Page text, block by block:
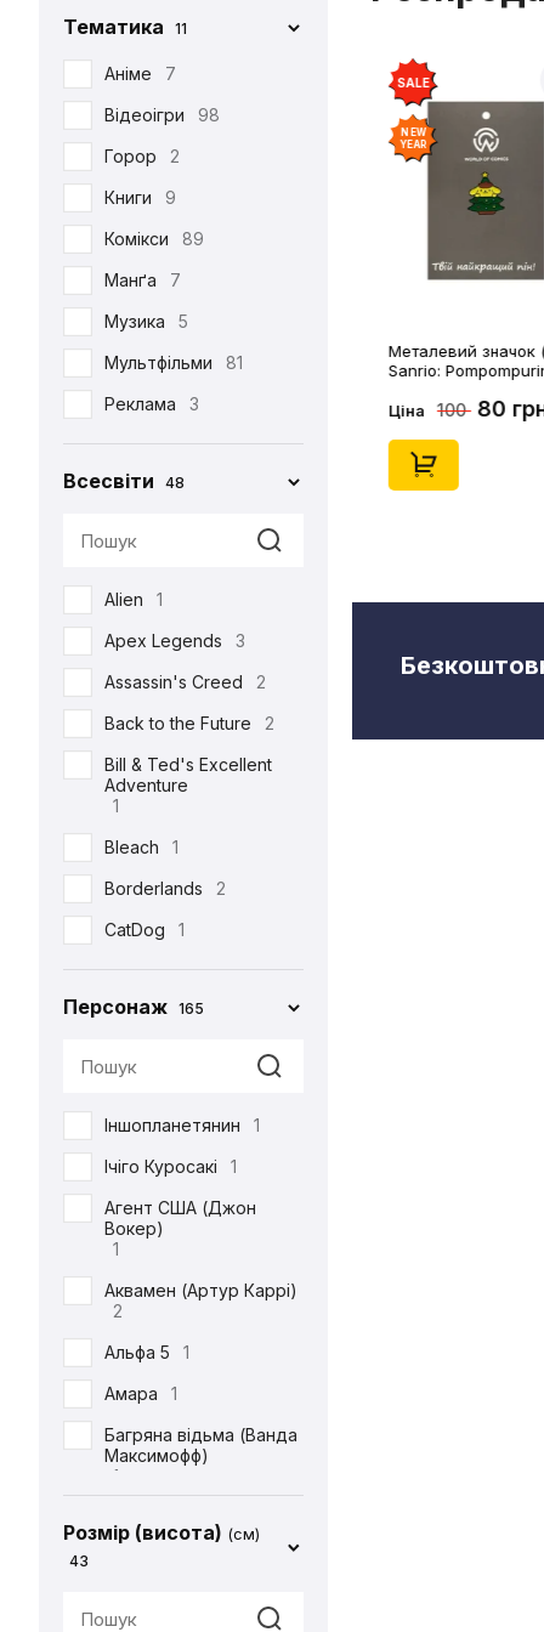
Iron Studios
Jason Freeny
Medicom Toy
Mezco
1
Mictoys
Mighty Jaxx
NECA
12
One Toys
Play Arts KAI
73
Pop Toys
1
Present Toys 1
S.H.Figuarts
Toys Era
Weta Workshop
Тематика 11
Аніме
7
Відеоігри
98
Горор
2
Книги
9
Комікси
89
Манґа
7
Музика
5
Мультфільми
81
Реклама
3
Серіали
39
Фільми
125
Всесвіти 48
Alien
1
Apex Legends
3
Assassin's Creed
2
Back to the Future
2
Bill & Ted's Excellent
Adventure
1
Bleach
1
Borderlands
2
CatDog
1
Charlie and the
1
5
Defenders of the Earth
Diablo
1
ET
1
Final Fantasy
Friday the 13th
Garfield
1
Gears Of War
God of War
2
Harry Potter
4
Персонаж 165
Іншопланетянин
1
Ічіго Куросакі
1
Агент США (Джон
Вокер)
1
Аквамен (Артур Каррі)
2
Альфа 5
1
Амара
1
Багряна відьма (Ванда
Максимофф)
1
Ґордон)
Розмір (висота) (см)
43
SALE
NEW
YEAR
Металевий значок
Sanrio:
Ціна 100 80